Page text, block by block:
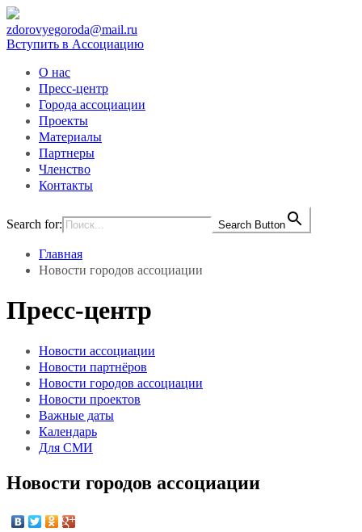
zdorovyegoroda@mail.ru
Вступить в Ассоциацию
О нас
Пресс-центр
Города ассоциации
Проекты
Материалы
Партнеры
Членство
Контакты
Search for: Search Button
Главная
Новости городов ассоциации
Пресс-центр
Новости ассоциации
Новости партнёров
Новости городов ассоциации
Новости проектов
Важные даты
Календарь
Для СМИ
Новости городов ассоциации